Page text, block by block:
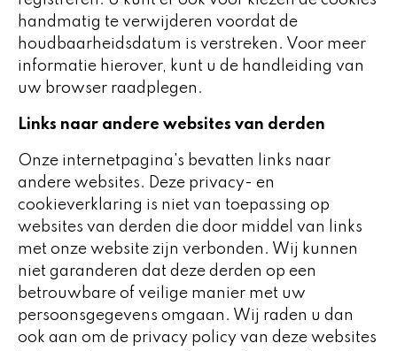
handmatig te verwijderen voordat de
houdbaarheidsdatum is verstreken. Voor meer
informatie hierover, kunt u de handleiding van
uw browser raadplegen.
Links naar andere websites van derden
Onze internetpagina's bevatten links naar
andere websites. Deze privacy- en
cookieverklaring is niet van toepassing op
websites van derden die door middel van links
met onze website zijn verbonden. Wij kunnen
niet garanderen dat deze derden op een
betrouwbare of veilige manier met uw
persoonsgegevens omgaan. Wij raden u dan
ook aan om de privacy policy van deze websites